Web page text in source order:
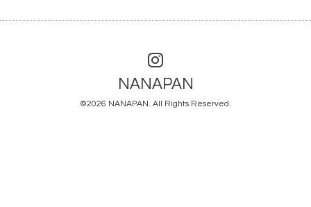
NANAPAN
©2026 NANAPAN. All Rights Reserved.